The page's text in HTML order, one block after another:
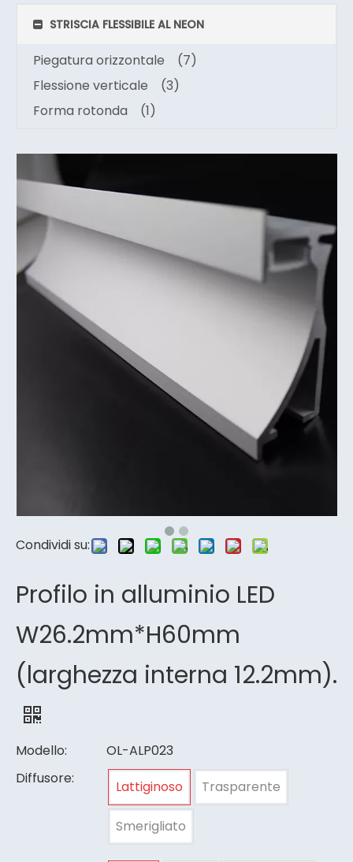
STRISCIA FLESSIBILE AL NEON
Piegatura orizzontale
(7)
Flessione verticale
(3)
Forma rotonda
(1)
Condividi su:
Profilo in alluminio LED
W26.2mm*H60mm
(larghezza interna 12.2mm).
Modello:
OL-ALP023
Diffusore:
Lattiginoso Trasparente
Smerigliato